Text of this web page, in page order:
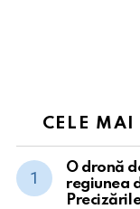
CELE MAI
O dronă
regiunea